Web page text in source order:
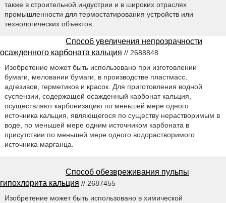
также в строительной индустрии и в широких отраслях
промышленности для термостатирования устройств или
технологических объектов.
Способ увеличения непрозрачности
осажденного карбоната кальция // 2688848
Изобретение может быть использовано при изготовлении
бумаги, меловании бумаги, в производстве пластмасс,
адгезивов, герметиков и красок. Для приготовления водной
суспензии, содержащей осажденный карбонат кальция,
осуществляют карбонизацию по меньшей мере одного
источника кальция, являющегося по существу нерастворимым в
воде, по меньшей мере одним источником карбоната в
присутствии по меньшей мере одного водорастворимого
источника марганца.
Способ обезвреживания пульпы
гипохлорита кальция // 2687455
Изобретение может быть использовано в химической